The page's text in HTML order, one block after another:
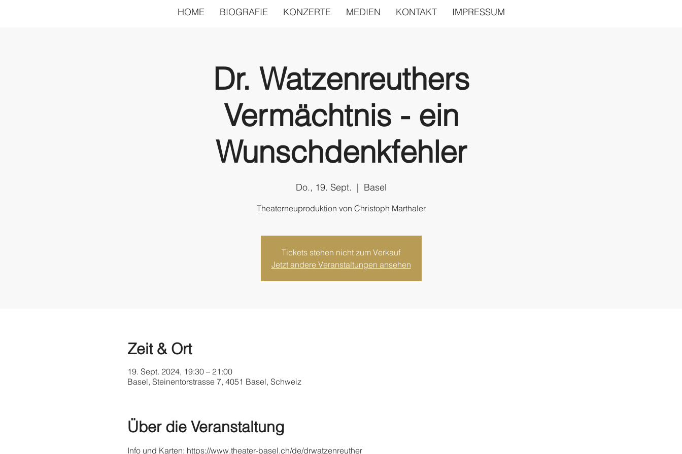
HOME BIOGRAFIE KONZERTE MEDIEN KONTAKT IMPRESSUM
Dr. Watzenreuthers
Vermächtnis - ein
Wunschdenkfehler
Do., 19. Sept.
  |
Basel
Theaterneuproduktion von Christoph Marthaler
Tickets stehen nicht zum Verkauf
Jetzt andere Veranstaltungen ansehen
Zeit & Ort
19. Sept. 2024, 19:30 – 21:00
Basel, Steinentorstrasse 7, 4051 Basel, Schweiz
Über die Veranstaltung
Info und Karten: https://www.theater-basel.ch/de/drwatzenreuther